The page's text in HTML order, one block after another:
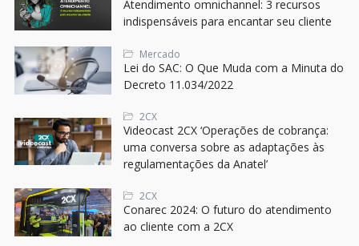
Atendimento omnichannel: 3 recursos
indispensáveis para encantar seu cliente
Mercado
Lei do SAC: O Que Muda com a Minuta do
Decreto 11.034/2022
2CX
Videocast 2CX ‘Operações de cobrança:
uma conversa sobre as adaptações às
regulamentações da Anatel’
2CX
Conarec 2024: O futuro do atendimento
ao cliente com a 2CX